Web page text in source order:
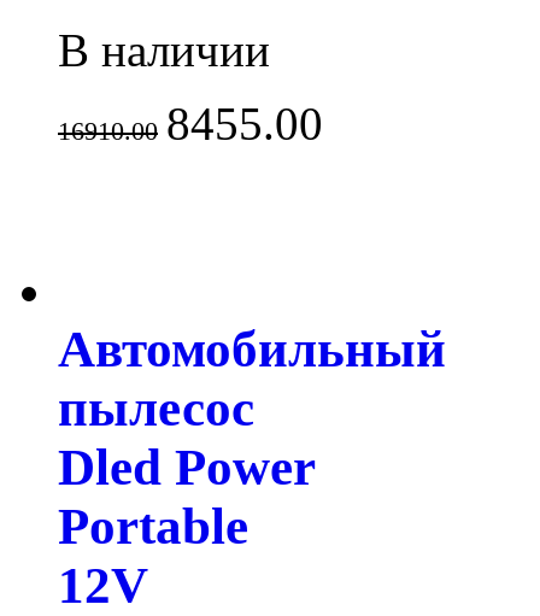
В наличии
16910.00 8455.00
Автомобильный
пылесос
Dled Power
Portable
12V